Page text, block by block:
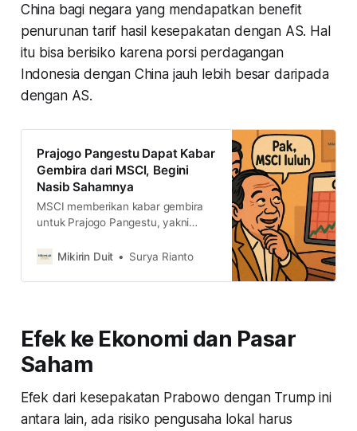
China bagi negara yang mendapatkan benefit
penurunan tarif hasil kesepakatan dengan AS. Hal
itu bisa berisiko karena porsi perdagangan
Indonesia dengan China jauh lebih besar daripada
dengan AS.
Prajogo Pangestu Dapat Kabar
Gembira dari MSCI, Begini
Nasib Sahamnya
MSCI memberikan kabar gembira
untuk Prajogo Pangestu, yakni
dikecualikan lagi dalam perhitungan
nasib saham pak PP?
Mikirin Duit Surya Rianto
Efek ke Ekonomi dan Pasar
Saham
Efek dari kesepakatan Prabowo dengan Trump ini
antara lain, ada risiko pengusaha lokal harus